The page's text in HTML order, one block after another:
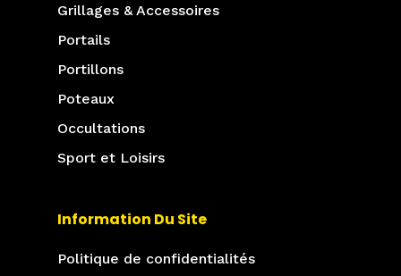
Grillages & Accessoires
Portails
Portillons
Poteaux
Occultations
Sport et Loisirs
Information Du Site
Politique de confidentialités